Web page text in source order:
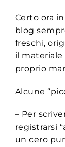
Certo ora
blog
freschi,
il
proprio
Alcune
– Per
registrarsi
un cero